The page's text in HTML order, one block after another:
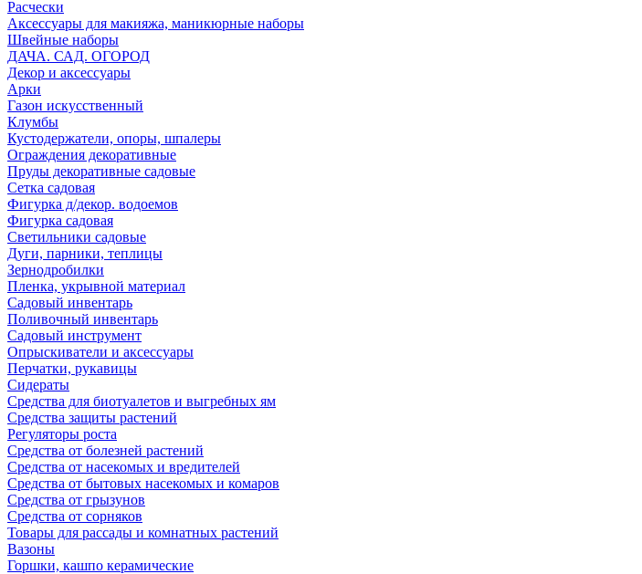
Расчески
Аксессуары для макияжа, маникюрные наборы
Швейные наборы
ДАЧА. САД. ОГОРОД
Декор и аксессуары
Арки
Газон искусственный
Клумбы
Кустодержатели, опоры, шпалеры
Ограждения декоративные
Пруды декоративные садовые
Сетка садовая
Фигурка д/декор. водоемов
Фигурка садовая
Светильники садовые
Дуги, парники, теплицы
Зернодробилки
Пленка, укрывной материал
Садовый инвентарь
Поливочный инвентарь
Садовый инструмент
Опрыскиватели и аксессуары
Перчатки, рукавицы
Сидераты
Средства для биотуалетов и выгребных ям
Средства защиты растений
Регуляторы роста
Средства от болезней растений
Средства от насекомых и вредителей
Средства от бытовых насекомых и комаров
Средства от грызунов
Средства от сорняков
Товары для рассады и комнатных растений
Вазоны
Горшки, кашпо керамические